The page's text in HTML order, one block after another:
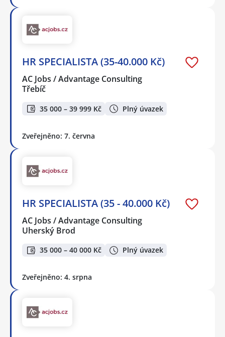
HR SPECIALISTA (35-40.000 Kč)
AC Jobs / Advantage Consulting
Třebíč
35 000 – 39 999 Kč Plný úvazek
Zveřejněno: 7. června
HR SPECIALISTA (35 - 40.000 Kč)
AC Jobs / Advantage Consulting
Uherský Brod
35 000 – 40 000 Kč Plný úvazek
Zveřejněno: 4. srpna